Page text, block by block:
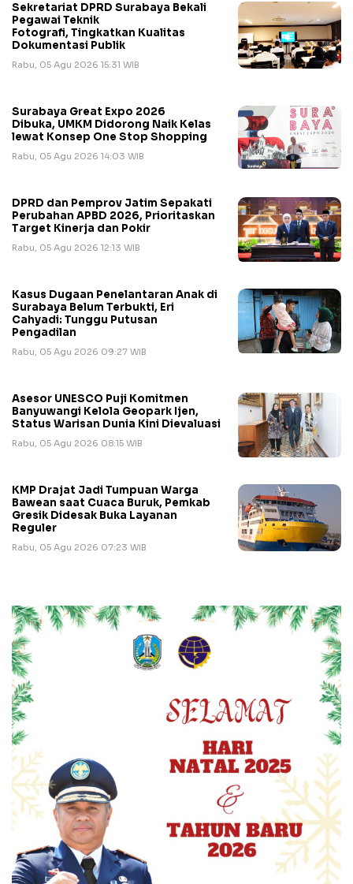
Sekretariat DPRD Surabaya Bekali
Pegawai Teknik
Fotografi, Tingkatkan Kualitas
Dokumentasi Publik
Rabu, 05 Agu 2026 15:31 WIB
Surabaya Great Expo 2026
Dibuka, UMKM Didorong Naik Kelas
lewat Konsep One Stop Shopping
Rabu, 05 Agu 2026 14:03 WIB
DPRD dan Pemprov Jatim Sepakati
Perubahan APBD 2026, Prioritaskan
Target Kinerja dan Pokir
Rabu, 05 Agu 2026 12:13 WIB
Kasus Dugaan Penelantaran Anak di
Surabaya Belum Terbukti, Eri
Cahyadi: Tunggu Putusan
Pengadilan
Rabu, 05 Agu 2026 09:27 WIB
Asesor UNESCO Puji Komitmen
Banyuwangi Kelola Geopark Ijen,
Status Warisan Dunia Kini Dievaluasi
Rabu, 05 Agu 2026 08:15 WIB
KMP Drajat Jadi Tumpuan Warga
Bawean saat Cuaca Buruk, Pemkab
Gresik Didesak Buka Layanan
Reguler
Rabu, 05 Agu 2026 07:23 WIB